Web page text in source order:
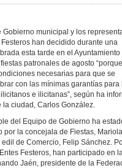
Gobierno municipal y los
han decidido durante una
esta tarde en el Ayuntamiento
patronales de agosto
necesarias para que se
con las mínimas garantías para
e ilicitanas”, según ha
la ciudad, Carlos González.
del Equipo de Gobierno ha
por la concejala de Fiestas, Mariola
de Comercio, Felip Sánchez.
Festeros, han participado en
Jaén, presidente de la